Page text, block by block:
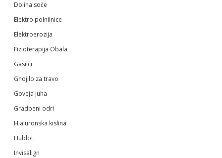
Dolina soče
Elektro polnilnice
Elektroerozija
Fizioterapija Obala
Gasilci
Gnojilo za travo
Goveja juha
Gradbeni odri
Hialuronska kislina
Hublot
Invisalign